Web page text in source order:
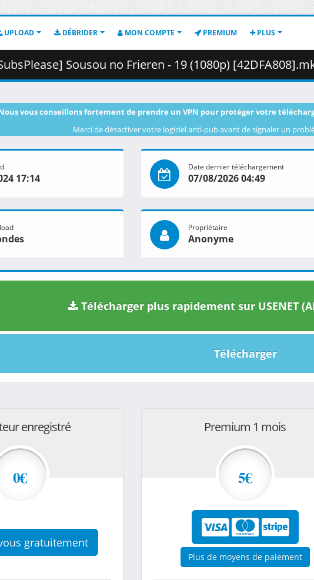
UPLOAD DÉBRIDER MON COMPTE PREMIUM PLUS
Sousou no Frieren - 19 (1080p)
vous conseillons fortement de prendre un VPN pour protéger votre
Merci de désactiver votre logiciel anti-pub avant de signaler un
17:14
Date dernier téléchargement
07/08/2026 04:49
Propriétaire
Anonyme
Télécharger plus rapidement sur USENET
Télécharger
enregistré
0€
gratuitement
Premium 1 mois
5€
Plus de moyens de paiement